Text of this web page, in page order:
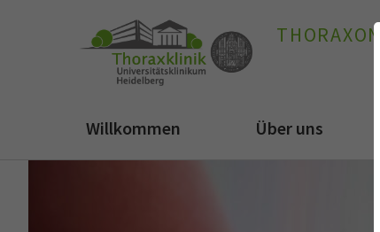
Willkommen Über uns